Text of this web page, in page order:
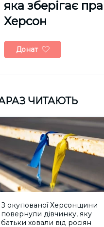
яка зберігає
Херсон
Донат
ЧИТАЮТЬ
З окупованої Херсонщини
повернули дівчинку, яку
батьки ховали від росіян